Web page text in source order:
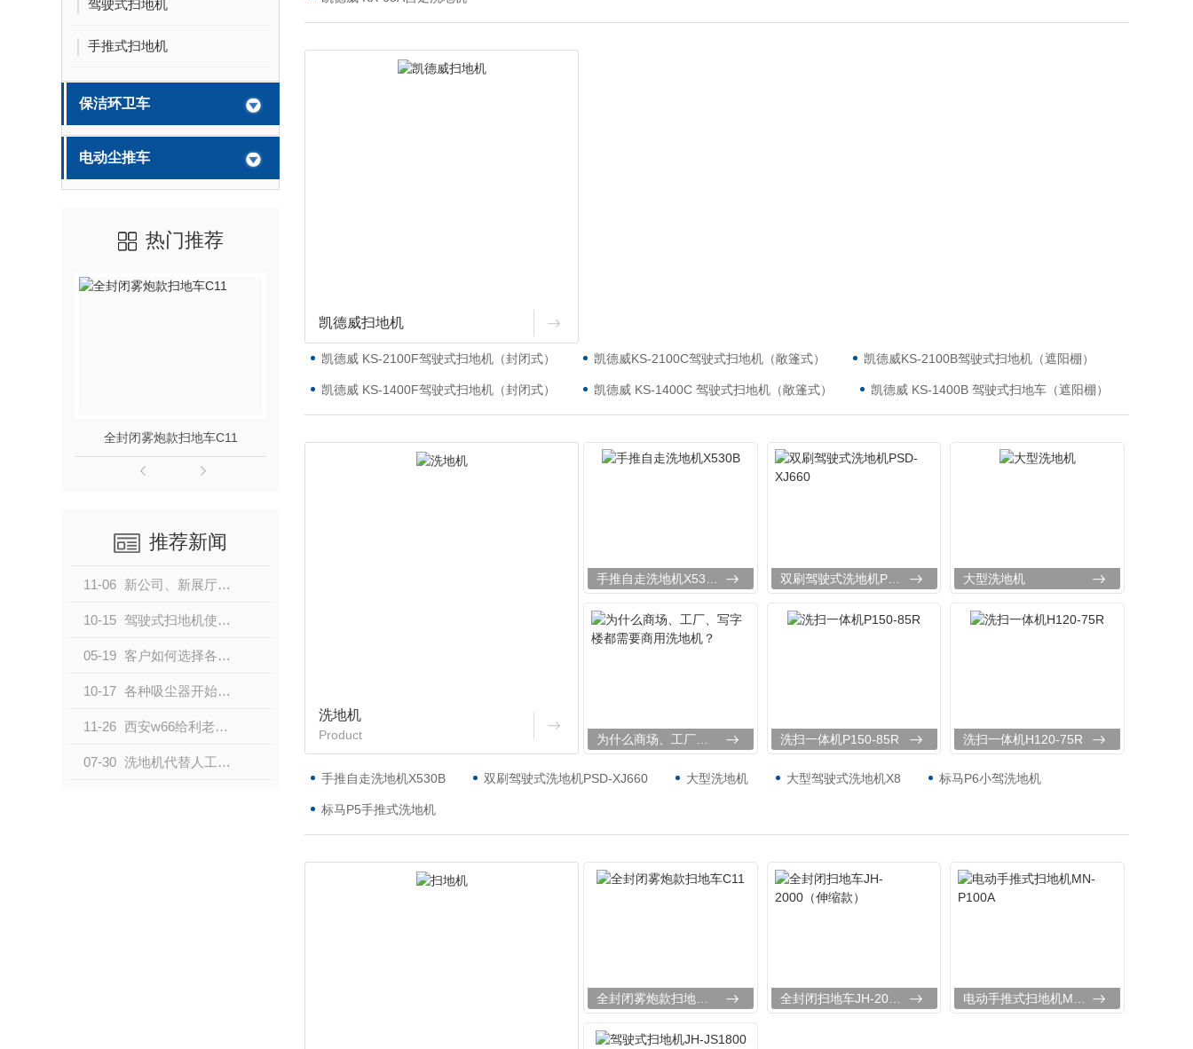
驾驶式扫地机
手推式扫地机
保洁环卫车
电动尘推车
热门推荐
全封闭雾炮款扫地车C11
推荐新闻
11-06 新公司、新展厅、新气象
10-15 驾驶式扫地机使用时需要注意的问题
05-19 客户如何选择各种类型的西安扫地机？
10-17 各种吸尘器开始出现在市场中，大众对它的顾虑还有哪些
11-26 西安w66给利老牌清洁，地面清洁的专业伙伴
07-30 洗地机代替人工已成为趋势
凯德威扫地机
凯德威 KS-2100F驾驶式扫地机（封闭式） 凯德威KS-2100C驾驶式扫地机（敞篷式） 凯德威KS-2100B驾驶式扫地机（遮阳棚）
凯德威 KS-1400F驾驶式扫地机（封闭式） 凯德威 KS-1400C 驾驶式扫地机（敞篷式） 凯德威 KS-1400B 驾驶式扫地车（遮阳棚）
洗地机
Product
双刷驾驶式洗地机PSD-XJ660 大型洗地机
为什么商场、工厂、写字楼都需要商用洗地机？ 洗扫一体机P150-85R 洗扫一体机H120-75R
手推自走洗地机X530B 双刷驾驶式洗地机PSD-XJ660 大型洗地机 大型驾驶式洗地机X8 标马P6小驾洗地机
标马P5手推式洗地机
全封闭雾炮款扫地车C11